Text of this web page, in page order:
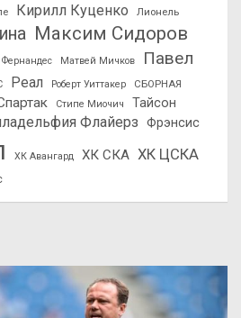
Кирилл Куценко
Лионель
Максим Сидоров
Матвей Мичков
Павел
Реал Роберт Уиттакер
СБОРНАЯ
Стипе Миочич
Тайсон
Флайерз Фрэнсис
ХК Авангард ХК СКА ХК ЦСКА